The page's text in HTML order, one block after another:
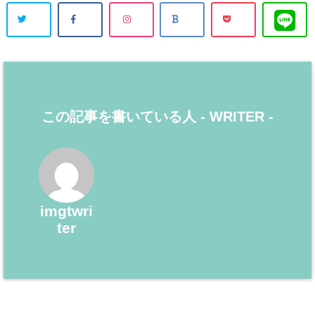
この記事を書いている人 - WRITER -
imgtwri
ter